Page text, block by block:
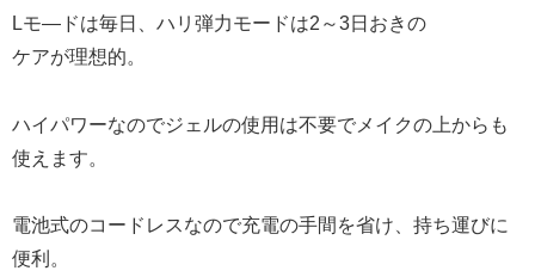
Lモ―ドは毎日、ハリ弾力モードは2～3日おきの
ケアが理想的。
ハイパワーなのでジェルの使用は不要でメイクの上からも
使えます。
電池式のコードレスなので充電の手間を省け、持ち運びに
便利。